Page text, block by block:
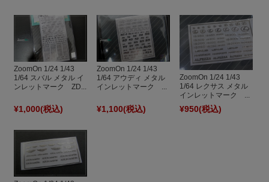
ZoomOn 1/24 1/43
1/64 スバル メタル イ
ンレットマーク ZD...
¥1,000(税込)
ZoomOn 1/24 1/43
1/64 アウディ メタル
インレットマーク ...
¥1,100(税込)
ZoomOn 1/24 1/43
1/64 レクサス メタル
インレットマーク ...
¥950(税込)